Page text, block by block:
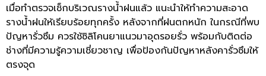
เมื่อทำตรวจเช็กบริเวณรางน้ำฝนแล้ว แนะนำให้ทำความสะอาด
รางน้ำฝนให้เรียบร้อยทุกครั้ง หลังจากที่ฝนตกหนัก ในกรณีที่พบ
ปัญหารั่วซึม ควรใช้ซิลิโคนยาแนวมาอุดรอยรั่ว พร้อมกับติดต่อ
ช่างที่มีความรู้ความเชี่ยวชาญ เพื่อป้องกันปัญหาหลังคารั่วซึมให้
ตรงจุด